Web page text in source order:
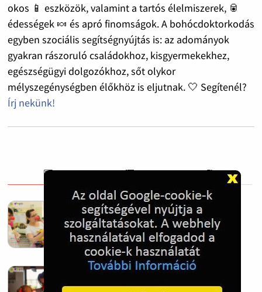
okos 📱 eszközök, valamint a tartós élelmiszerek, 🥫
édességek 🍬 és apró finomságok. A bohócdoktorkodás
egyben szociális segítségnyújtás is: az adományok
gyakran rászoruló családokhoz, kisgyermekekhez,
egészségügyi dolgozókhoz, sőt olykor
mélyszegénységben élőkhöz is eljutnak. 🤍 Segítenél?
Írj nekünk!
Bohócdoktorok egész éves munkáját
segíti az adó egy százalék felajánlás
2024. Feb. 27.
Adó 1% felajánlással adóbevalláskor
segítheted a gyermekmentést